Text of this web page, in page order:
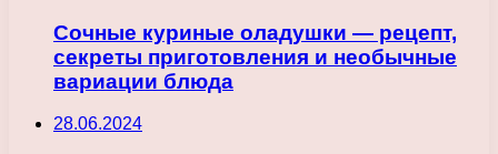
Сочные куриные оладушки — рецепт,
секреты приготовления и необычные
вариации блюда
28.06.2024